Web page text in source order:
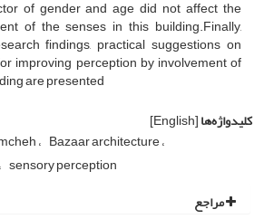
of gender and age did not affect the
of the senses in this building.Finally,
findings, practical suggestions on
improving perception by involvement of
are presented
کلیدواژه‌ها[English]
Bazaar architecture
sensory perception
مراجع